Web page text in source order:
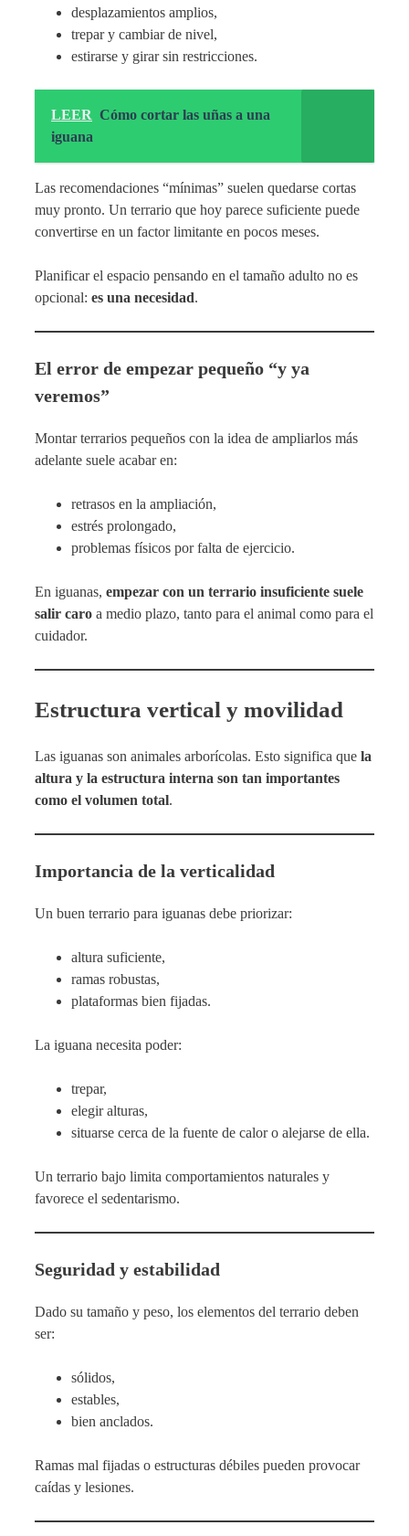
desplazamientos amplios,
trepar y cambiar de nivel,
estirarse y girar sin restricciones.
LEER Cómo cortar las uñas a una
iguana
Las recomendaciones “mínimas” suelen quedarse cortas
muy pronto. Un terrario que hoy parece suficiente puede
convertirse en un factor limitante en pocos meses.
Planificar el espacio pensando en el tamaño adulto no es
opcional: es una necesidad.
El error de empezar pequeño “y ya
veremos”
Montar terrarios pequeños con la idea de ampliarlos más
adelante suele acabar en:
retrasos en la ampliación,
estrés prolongado,
problemas físicos por falta de ejercicio.
En iguanas, empezar con un terrario insuficiente suele
salir caro a medio plazo, tanto para el animal como para el
cuidador.
Estructura vertical y movilidad
Las iguanas son animales arborícolas. Esto significa que la
altura y la estructura interna son tan importantes
como el volumen total.
Importancia de la verticalidad
Un buen terrario para iguanas debe priorizar:
altura suficiente,
ramas robustas,
plataformas bien fijadas.
La iguana necesita poder:
trepar,
elegir alturas,
situarse cerca de la fuente de calor o alejarse de ella.
Un terrario bajo limita comportamientos naturales y
favorece el sedentarismo.
Seguridad y estabilidad
Dado su tamaño y peso, los elementos del terrario deben
ser:
sólidos,
estables,
bien anclados.
Ramas mal fijadas o estructuras débiles pueden provocar
caídas y lesiones.